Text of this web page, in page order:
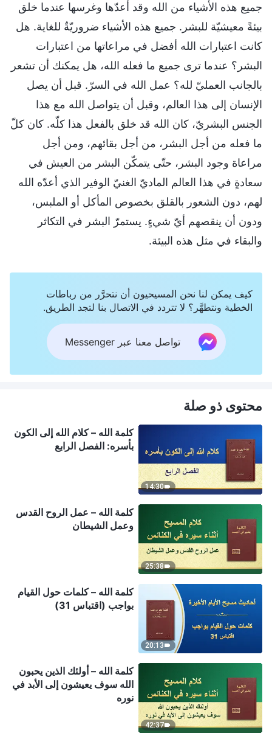
جميع هذه الأشياء من الله وقد أعدّها وغرسها عندما خلق
بيئةً معيشيّة للبشر. جميع هذه الأشياء ضروريّةٌ للغاية. هل
كانت اعتبارات الله أفضل في مراعاتها من اعتبارات
البشر؟ عندما ترى جميع ما فعله الله، هل يمكنك أن تشعر
بالجانب العمليّ لله؟ عمل الله في السرّ. قبل أن يصل
الإنسان إلى هذا العالم، وقبل أن يتواصل الله مع هذا
الجنس البشريّ، كان الله قد خلق بالفعل هذا كلّه. كان كلّ
ما فعله من أجل البشر، من أجل بقائهم، ومن أجل
مراعاة وجود البشر، حتّى يتمكّن البشر من العيش في
سعادةٍ في هذا العالم الماديّ الغنيّ الوفير الذي أعدّه الله
لهم، دون الشعور بالقلق بخصوص المأكل أو الملبس،
ودون أن ينقصهم أيّ شيءٍ. يستمرّ البشر في التكاثر
والبقاء في مثل هذه البيئة.
كيف يمكن لنا نحن المسيحيون أن نتحرَّر من رباطات
الخطية ونتطهَّر؟ لا تتردد في الاتصال بنا لتجد الطريق.
تواصل معنا عبر Messenger
محتوى ذو صلة
14:30
كلمة الله – كلام الله إلى الكون
بأسره: الفصل الرابع
25:38
كلمة الله – عمل الروح القدس
وعمل الشيطان
20:13
كلمة الله – كلمات حول القيام
بواجب (اقتباس 31)
42:37
كلمة الله – أولئك الذين يحبون
الله سوف يعيشون إلى الأبد في
نوره